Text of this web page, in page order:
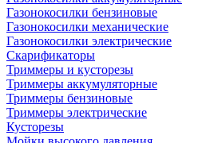
Газонокосилки бензиновые
Газонокосилки механические
Газонокосилки электрические
Скарификаторы
Триммеры и кусторезы
Триммеры аккумуляторные
Триммеры бензиновые
Триммеры электрические
Кусторезы